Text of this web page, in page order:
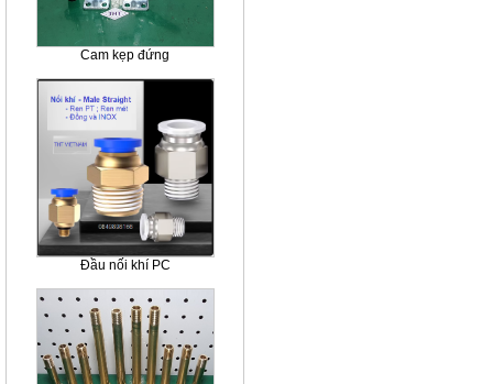
Cam kẹp đứng
Đầu nối khí PC